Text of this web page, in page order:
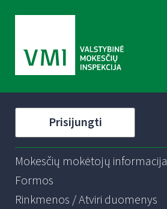
Prisijungti
Mokesčių mokėtojų informacija
Formos
Rinkmenos / Atviri duomenys